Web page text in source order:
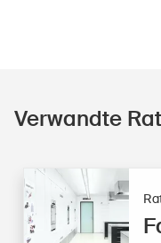
Verwandte